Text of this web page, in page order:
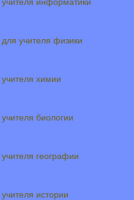
учителя физики
химии
биологии
географии
истории